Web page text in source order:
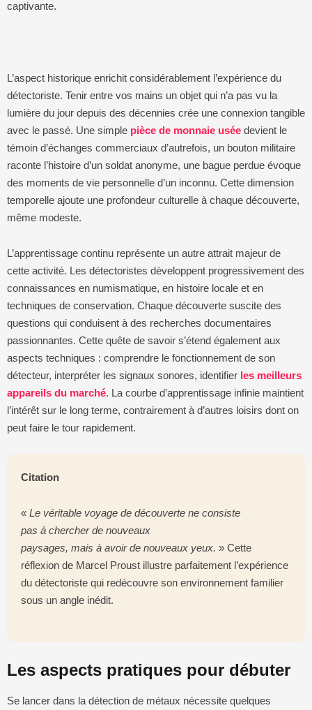
captivante.
L’aspect historique enrichit considérablement l’expérience du
détectoriste. Tenir entre vos mains un objet qui n’a pas vu la
lumière du jour depuis des décennies crée une connexion tangible
avec le passé. Une simple pièce de monnaie usée devient le
témoin d’échanges commerciaux d’autrefois, un bouton militaire
raconte l’histoire d’un soldat anonyme, une bague perdue évoque
des moments de vie personnelle d’un inconnu. Cette dimension
temporelle ajoute une profondeur culturelle à chaque découverte,
même modeste.
L’apprentissage continu représente un autre attrait majeur de
cette activité. Les détectoristes développent progressivement des
connaissances en numismatique, en histoire locale et en
techniques de conservation. Chaque découverte suscite des
questions qui conduisent à des recherches documentaires
passionnantes. Cette quête de savoir s’étend également aux
aspects techniques : comprendre le fonctionnement de son
détecteur, interpréter les signaux sonores, identifier les meilleurs
appareils du marché. La courbe d’apprentissage infinie maintient
l’intérêt sur le long terme, contrairement à d’autres loisirs dont on
peut faire le tour rapidement.
Citation
« Le véritable voyage de découverte ne consiste
pas à chercher de nouveaux
paysages, mais à avoir de nouveaux yeux. » Cette
réflexion de Marcel Proust illustre parfaitement l’expérience
du détectoriste qui redécouvre son environnement familier
sous un angle inédit.
Les aspects pratiques pour débuter
Se lancer dans la détection de métaux nécessite quelques